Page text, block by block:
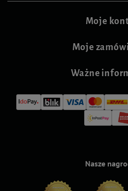
Moje
Moje
Ważne
Nasze